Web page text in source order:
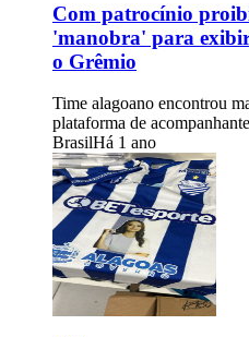
Com patrocínio
'manobra' para
o Grêmio
Time alagoano encontrou
plataforma de
BrasilHá 1 ano